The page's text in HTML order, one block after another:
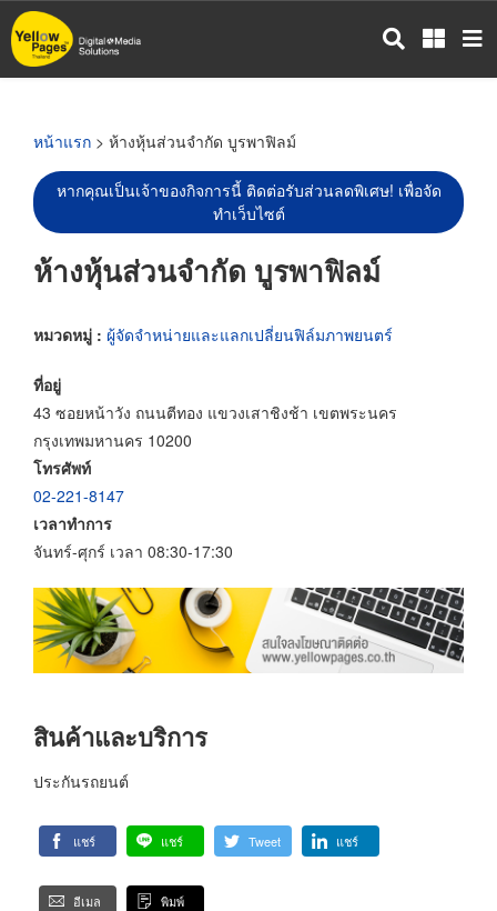
ข้าม
ไป
หน้าแรก > ห้างหุ้นส่วนจำกัด บูรพาฟิลม์
หากคุณเป็นเจ้าของกิจการนี้ ติดต่อรับส่วนลดพิเศษ! เพื่อจัด
ทำเว็บไซต์
ห้างหุ้นส่วนจำกัด บูรพาฟิลม์
หมวดหมู่ : ผู้จัดจำหน่ายและแลกเปลี่ยนฟิล์มภาพยนตร์
ที่อยู่
43 ซอยหน้าวัง ถนนตีทอง แขวงเสาชิงช้า เขตพระนคร
กรุงเทพมหานคร 10200
โทรศัพท์
02-221-8147
เวลาทำการ
จันทร์-ศุกร์ เวลา 08:30-17:30
สินค้าและบริการ
ประกันรถยนต์
แชร์ แชร์ Tweet แชร์
อีเมล พิมพ์